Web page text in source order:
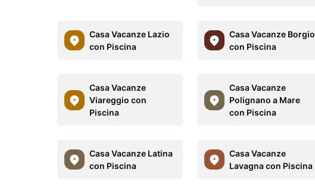
Casa Vacanze Lazio
con Piscina
Casa Vacanze Borgio
con Piscina
Casa Vacanze
Viareggio con
Piscina
Casa Vacanze
Polignano a Mare
con Piscina
Casa Vacanze Latina
con Piscina
Casa Vacanze
Lavagna con Piscina